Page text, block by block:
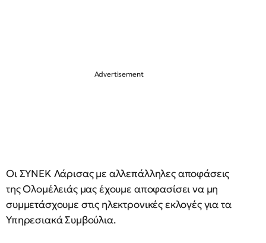
Οι ΣΥΝΕΚ Λάρισας με αλλεπάλληλες αποφάσεις
της Ολομέλειάς μας έχουμε αποφασίσει να μη
συμμετάσχουμε στις ηλεκτρονικές εκλογές για τα
Υπηρεσιακά Συμβούλια.